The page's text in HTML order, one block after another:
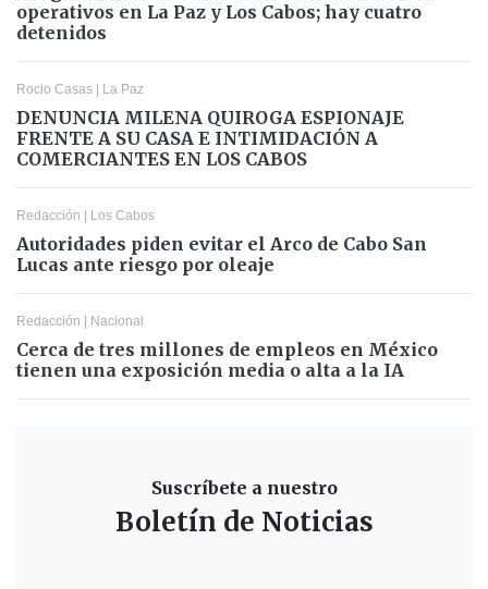
operativos en La Paz y Los Cabos; hay cuatro
detenidos
Rocio Casas La Paz
DENUNCIA MILENA QUIROGA ESPIONAJE
FRENTE A SU CASA E INTIMIDACIÓN A
COMERCIANTES EN LOS CABOS
Redacción Los Cabos
Autoridades piden evitar el Arco de Cabo San
Lucas ante riesgo por oleaje
Redacción Nacional
Cerca de tres millones de empleos en México
tienen una exposición media o alta a la IA
Suscríbete a nuestro
Boletín de Noticias